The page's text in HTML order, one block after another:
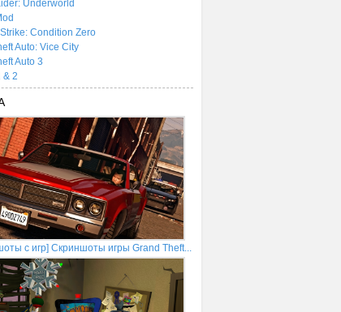
Underworld
Condition Zero
Auto: Vice City
Auto 3
& 2
с игр] Скриншоты игры Grand Theft...